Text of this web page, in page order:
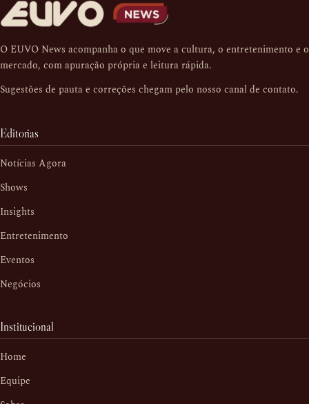
O EUVO News acompanha o que move a cultura, o entretenimento e o
mercado, com apuração própria e leitura rápida.
Sugestões de pauta e correções chegam pelo nosso canal de contato.
Editorias
Notícias Agora
Shows
Insights
Entretenimento
Eventos
Negócios
Institucional
Home
Equipe